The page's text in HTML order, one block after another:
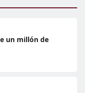
un millón de